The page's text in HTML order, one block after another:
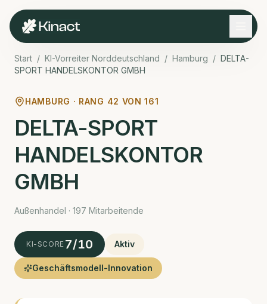
Start / KI-Vorreiter Norddeutschland / Hamburg / DELTA-
SPORT HANDELSKONTOR GMBH
HAMBURG · RANG 42 VON161
DELTA-SPORT
HANDELSKONTOR
GMBH
Außenhandel · 197 Mitarbeitende
KI-SCORE 7/10 Aktiv
Geschäftsmodell-Innovation